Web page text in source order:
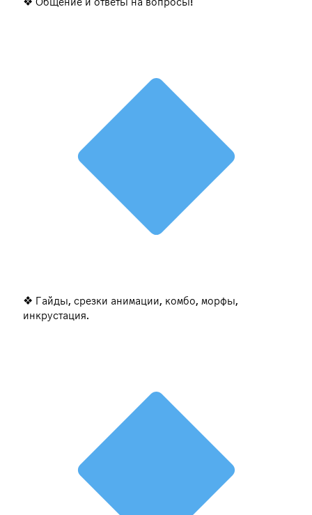
❖ Общение и ответы на вопросы!
❖ Гайды, срезки анимации, комбо, морфы,
инкрустация.